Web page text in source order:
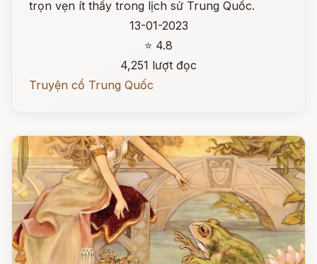
trọn vẹn ít thấy trong lịch sử Trung Quốc.
13-01-2023
⭐ 4.8
4,251 lượt đọc
Truyện cổ Trung Quốc